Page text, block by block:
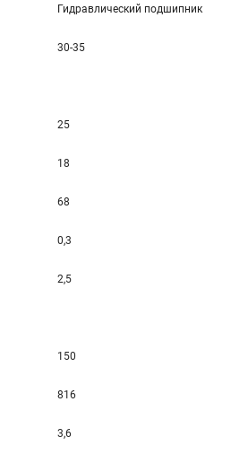
Гидравлический подшипник
30-35
25
18
68
0,3
2,5
150
816
3,6